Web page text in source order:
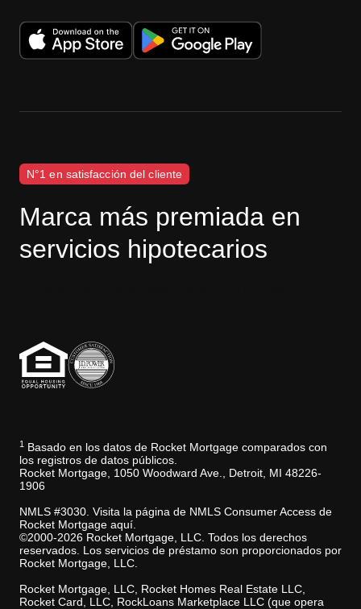
N°1 en satisfacción del cliente
Marca más premiada en
servicios hipotecarios
1
Basado en los datos de Rocket Mortgage comparados con
los registros de datos públicos.
Rocket Mortgage, 1050 Woodward Ave., Detroit, MI 48226-
1906
NMLS #3030. Visita la página de NMLS Consumer Access de
Rocket Mortgage aquí.
©2000-2026 Rocket Mortgage, LLC. Todos los derechos
reservados. Los servicios de préstamo son proporcionados por
Rocket Mortgage, LLC.
Rocket Mortgage, LLC, Rocket Homes Real Estate LLC,
Rocket Card, LLC, RockLoans Marketplace LLC (que opera